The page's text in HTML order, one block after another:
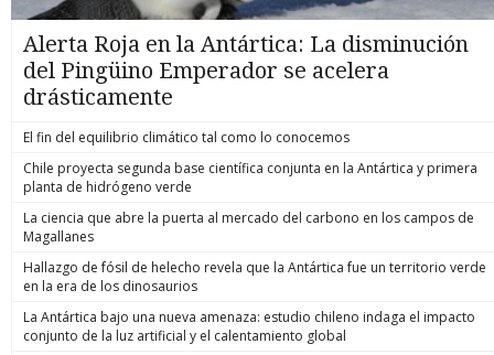
Alerta Roja en la Antártica: La disminución
del Pingüino Emperador se acelera
drásticamente
El fin del equilibrio climático tal como lo conocemos
Chile proyecta segunda base científica conjunta en la Antártica y primera
planta de hidrógeno verde
La ciencia que abre la puerta al mercado del carbono en los campos de
Magallanes
Hallazgo de fósil de helecho revela que la Antártica fue un territorio verde
en la era de los dinosaurios
La Antártica bajo una nueva amenaza: estudio chileno indaga el impacto
conjunto de la luz artificial y el calentamiento global